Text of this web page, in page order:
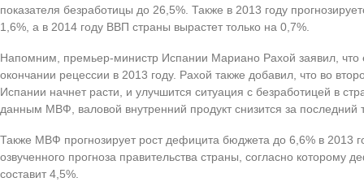
показателя безработицы до 26,5%. Также в 2013 году
1,6%, а в 2014 году ВВП страны вырастет только на 0,7%.
Напомним, премьер-министр Испании Мариано Рахой заявил, что
окончании рецессии в 2013 году. Рахой также добавил, что во
Испании начнет расти, и улучшится ситуация с безработицей в
данным МВФ, валовой внутренний продукт снизится за последний
Также МВФ прогнозирует рост дефицита бюджета до 6,6% в 2013
озвученного прогноза правительства страны, согласно которому
составит 4,5%.